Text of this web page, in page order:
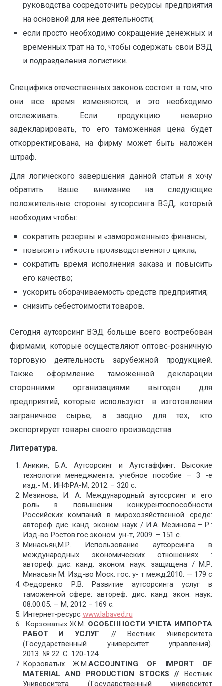
руководства сосредоточить ресурсы предприятия
на основной для нее деятельности;
если просто необходимо сокращение денежных и
временных трат на то, чтобы содержать свои ВЭД
и подразделения логистики.
Специфика отечественных законов состоит в том, что
они все время изменяются, и это необходимо
отслеживать. Если продукцию неверно
задекларировать, то его таможенная цена будет
откорректирована, на фирму может быть наложен
штраф.
Для логического завершения данной статьи я хочу
обратить Ваше внимание на следующие
положительные стороны аутсорсинга ВЭД, который
необходим чтобы:
сократить резервы и «замороженные» финансы;
повысить гибкость производственного цикла;
сократить время исполнения заказа и повысить
его качество;
ускорить оборачиваемость средств предприятия;
снизить себестоимости товаров.
Сегодня аутсорсинг ВЭД больше всего востребован
фирмами, которые осуществляют оптово-розничную
торговую деятельность зарубежной продукцией.
Также оформление таможенной декларации
сторонними организациями выгоден для
предприятий, которые используют в изготовлении
заграничное сырье, а заодно для тех, кто
экспортирует товары своего производства.
Литература.
Аникин, Б.А. Аутсорсинг и Аутстаффинг. Высокие
технологии менеджмента: учебное пособие – 3 -е
изд.- М.: ИНФРА-М, 2012. – 320 с.
Мезинова, И. А. Международный аутсорсинг и его
роль в повышении конкурентоспособности
Российских компаний в мирохозяйственной среде:
автореф. дис. канд. эконом. наук / И.А. Мезинова – Р.:
Изд-во Ростов.гос.эконом. ун-т, 2009. – 151 с.
Минасьян,М.Р. Использование аутсорсинга в
международных экономических отношениях :
автореф. дис. канд. эконом. наук: защищена / М.Р.
Минасьян М: Изд-во Моск. гос. у- т межд.2010. — 179 с
Федоренко Р.В. Развитие аутсорсинга услуг в
таможенной сфере: автореф. дис. канд. экон. наук:
08.00.05. — M, 2012 – 169 с.
Интернет-ресурс www.labaved.ru
Корзоватых Ж.М. ОСОБЕННОСТИ УЧЕТА ИМПОРТА
РАБОТ И УСЛУГ. // Вестник Университета
(Государственный университет управления).
2013. № 22. С. 120-124.
Корзоватых Ж.М.ACCOUNTING OF IMPORT OF
MATERIAL AND PRODUCTION STOCKS //Вестник
Университета (Государственный университет